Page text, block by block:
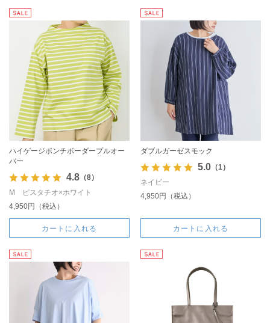
ハイゲージポンチボーダープルオー
バー
4.8（8）
M ピスタチオ×ホワイト
4,950円（税込）
カートに入れる
ダブルガーゼスモック
5.0（1）
ネイビー
4,950円（税込）
カートに入れる